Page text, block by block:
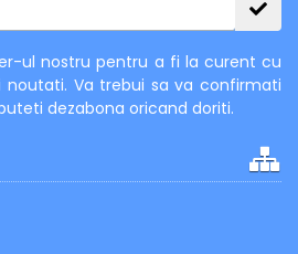
ul nostru pentru a fi la curent cu
Va trebui sa va confirmati
dezabona oricand doriti.